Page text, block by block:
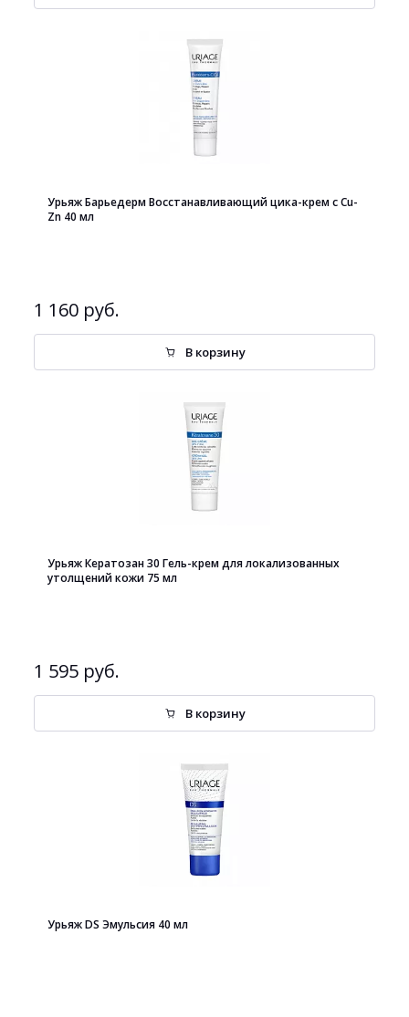
Урьяж Барьедерм Восстанавливающий цика-крем с Cu-
Zn 40 мл
1 160 руб.
В корзину
Урьяж Кератозан 30 Гель-крем для локализованных
утолщений кожи 75 мл
1 595 руб.
В корзину
Урьяж DS Эмульсия 40 мл